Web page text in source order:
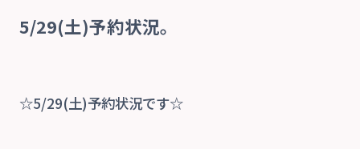
予約について
当院の特徴
5/29(土)予約状況。
☆5/29(土)予約状況です☆